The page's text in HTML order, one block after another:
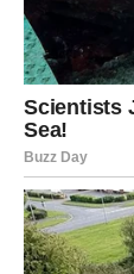
Vaš trud
Nagrada
Priznanje i